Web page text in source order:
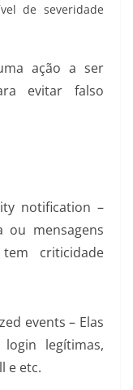
de severidade
ação a ser
evitar falso
notification –
ou mensagens
criticidade
events – Elas
legítimas,
e etc.